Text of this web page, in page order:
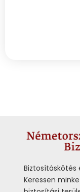
Biztosításkötés
Keressen